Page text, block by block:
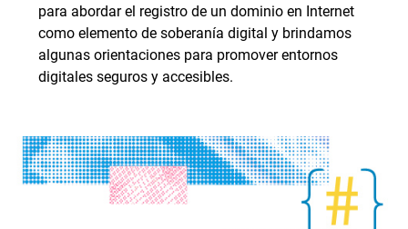
para abordar el registro de un dominio en Internet
como elemento de soberanía digital y brindamos
algunas orientaciones para promover entornos
digitales seguros y accesibles.